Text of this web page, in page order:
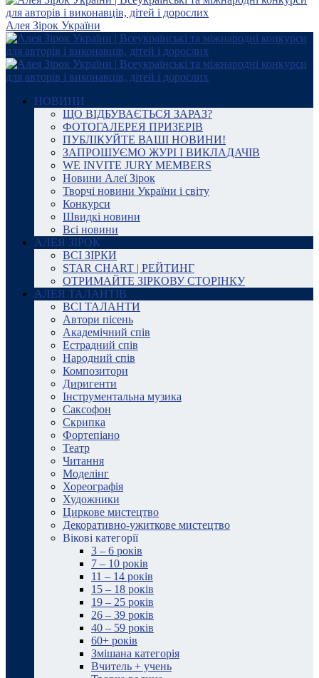
Алея Зірок України
НОВИНИ
ЩО ВІДБУВАЄТЬСЯ ЗАРАЗ?
ФОТОГАЛЕРЕЯ ПРИЗЕРІВ
ПУБЛІКУЙТЕ ВАШІ НОВИНИ!
ЗАПРОШУЄМО ЖУРІ І ВИКЛАДАЧІВ
WE INVITE JURY MEMBERS
Новини Алеї Зірок
Творчі новини України і світу
Конкурси
Швидкі новини
Всі новини
АЛЕЯ ЗІРОК
ВСІ ЗІРКИ
STAR CHART | РЕЙТИНГ
ОТРИМАЙТЕ ЗІРКОВУ СТОРІНКУ
АЛЕЯ ТАЛАНТІВ
ВСІ ТАЛАНТИ
Автори пісень
Академічний спів
Естрадний спів
Народний спів
Композитори
Диригенти
Інструментальна музика
Саксофон
Скрипка
Фортепіано
Театр
Читання
Моделінг
Хореографія
Художники
Циркове мистецтво
Декоративно-ужиткове мистецтво
Вікові категорії
3 – 6 років
7 – 10 років
11 – 14 років
15 – 18 років
19 – 25 років
26 – 39 років
40 – 59 років
60+ років
Змішана категорія
Вчитель + учень